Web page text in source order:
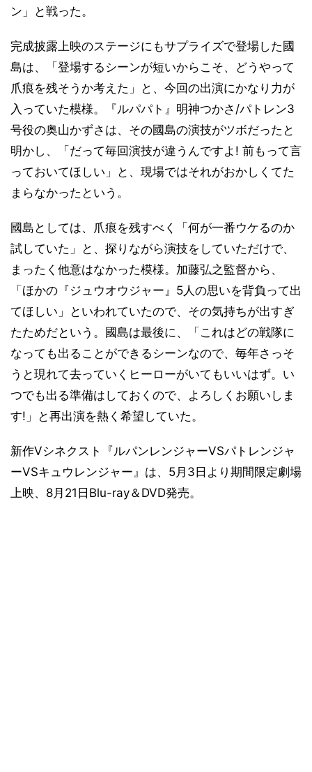
ン」と戦った。
完成披露上映のステージにもサプライズで登場した國
島は、「登場するシーンが短いからこそ、どうやって
爪痕を残そうか考えた」と、今回の出演にかなり力が
入っていた模様。『ルパパト』明神つかさ/パトレン3
号役の奥山かずさは、その國島の演技がツボだったと
明かし、「だって毎回演技が違うんですよ! 前もって言
っておいてほしい」と、現場ではそれがおかしくてた
まらなかったという。
國島としては、爪痕を残すべく「何が一番ウケるのか
試していた」と、探りながら演技をしていただけで、
まったく他意はなかった模様。加藤弘之監督から、
「ほかの『ジュウオウジャー』5人の思いを背負って出
てほしい」といわれていたので、その気持ちが出すぎ
たためだという。國島は最後に、「これはどの戦隊に
なっても出ることができるシーンなので、毎年さっそ
うと現れて去っていくヒーローがいてもいいはず。い
つでも出る準備はしておくので、よろしくお願いしま
す!」と再出演を熱く希望していた。
新作Vシネクスト『ルパンレンジャーVSパトレンジャ
ーVSキュウレンジャー』は、5月3日より期間限定劇場
上映、8月21日Blu-ray＆DVD発売。